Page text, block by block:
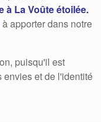
à La Voûte étoilée.
à apporter dans notre
puisqu'il est
envies et de l'identité